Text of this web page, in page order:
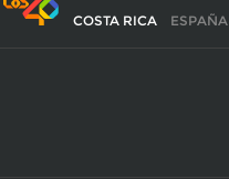
COSTA RICA ESPAÑA